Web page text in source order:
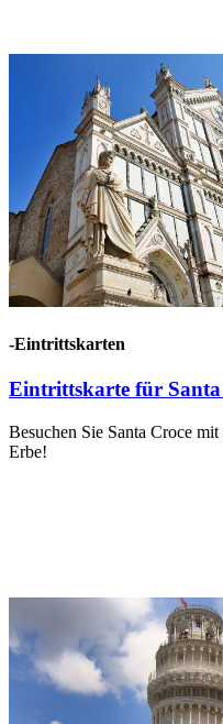
-Eintrittskarten
Eintrittskarte für Santa
Besuchen Sie Santa Croce
Erbe!